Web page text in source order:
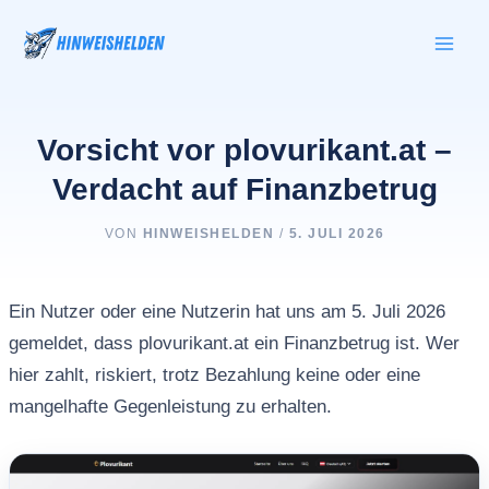
Inhalt
springen
Vorsicht vor plovurikant.at –
Verdacht auf Finanzbetrug
VON HINWEISHELDEN / 5. JULI 2026
Ein Nutzer oder eine Nutzerin hat uns am 5. Juli 2026
gemeldet, dass plovurikant.at ein Finanzbetrug ist. Wer
hier zahlt, riskiert, trotz Bezahlung keine oder eine
mangelhafte Gegenleistung zu erhalten.